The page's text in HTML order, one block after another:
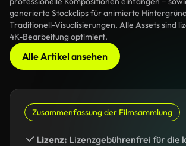
generierte Stockclips für animierte
Traditionell-Visualisierungen. Alle Assets sind
4K-Bearbeitung optimiert.
Alle Artikel ansehen
Zusammenfassung der Filmsammlung
Lizenz: Lizenzgebührenfrei für die